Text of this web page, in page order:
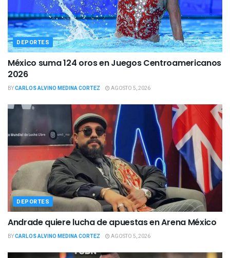
DEPORTES
México suma 124 oros en Juegos Centroamericanos
2026
BYCARLOS ALVINO MEDINA CORTEZ AGOSTO 5, 2026
DEPORTES
Andrade quiere lucha de apuestas en Arena México
BYCARLOS ALVINO MEDINA CORTEZ AGOSTO 5, 2026